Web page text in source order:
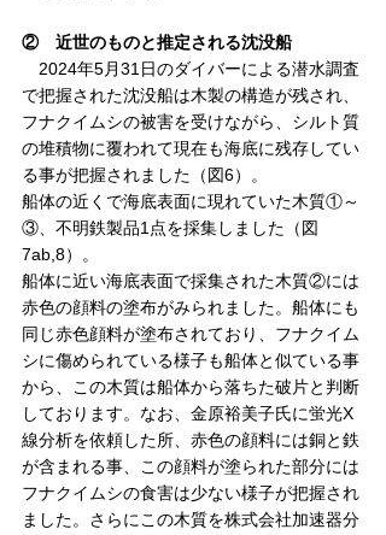
②　近世のものと推定される沈没船
2024年5月31日のダイバーによる潜水調査
で把握された沈没船は木製の構造が残され、
フナクイムシの被害を受けながら、シルト質
の堆積物に覆われて現在も海底に残存してい
る事が把握されました（図6）。
船体の近くで海底表面に現れていた木質①～
③、不明鉄製品1点を採集しました （図
7ab,8） 。
船体に近い海底表面で採集された木質②には
赤色の顔料の塗布がみられました。船体にも
同じ赤色顔料が塗布されており、フナクイム
シに傷められている様子も船体と似ている事
から、この木質は船体から落ちた破片と判断
しております。 なお、金原裕美子氏に蛍光X
線分析を依頼した所、赤色の顔料には銅と鉄
が含まれる事、この顔料が塗られた部分には
フナクイムシの食害は少ない様子が把握され
ました。さらにこの木質を株式会社加速器分